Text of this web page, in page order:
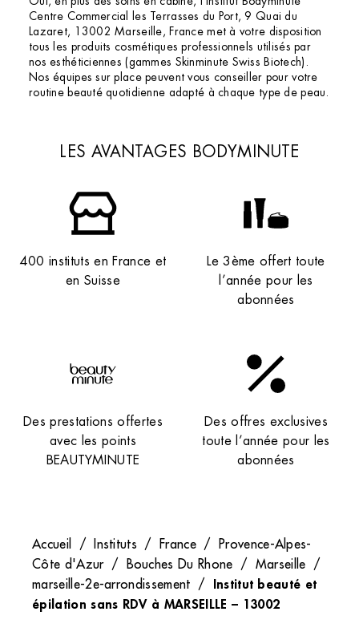
Centre Commercial les Terrasses du Port, 9 Quai du
Lazaret, 13002 Marseille, France met à votre disposition
tous les produits cosmétiques professionnels utilisés par
nos esthéticiennes (gammes Skinminute Swiss Biotech).
Nos équipes sur place peuvent vous conseiller pour votre
routine beauté quotidienne adapté à chaque type de peau.
LES AVANTAGES BODYMINUTE
400 instituts en France et
en Suisse
Le 3ème offert toute
l’année pour les
abonnées
Des prestations offertes
avec les points
BEAUTYMINUTE
Des offres exclusives
toute l’année pour les
abonnées
Accueil / Instituts / France / Provence-Alpes-
Côte d'Azur / Bouches Du Rhone / Marseille /
marseille-2e-arrondissement / Institut beauté et
épilation sans RDV à MARSEILLE – 13002